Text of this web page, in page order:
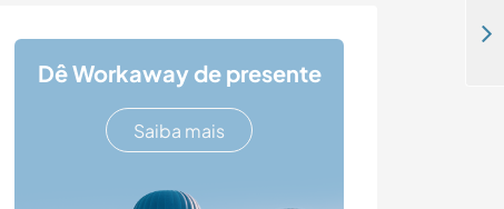
Dê Workaway de presente
Saiba mais